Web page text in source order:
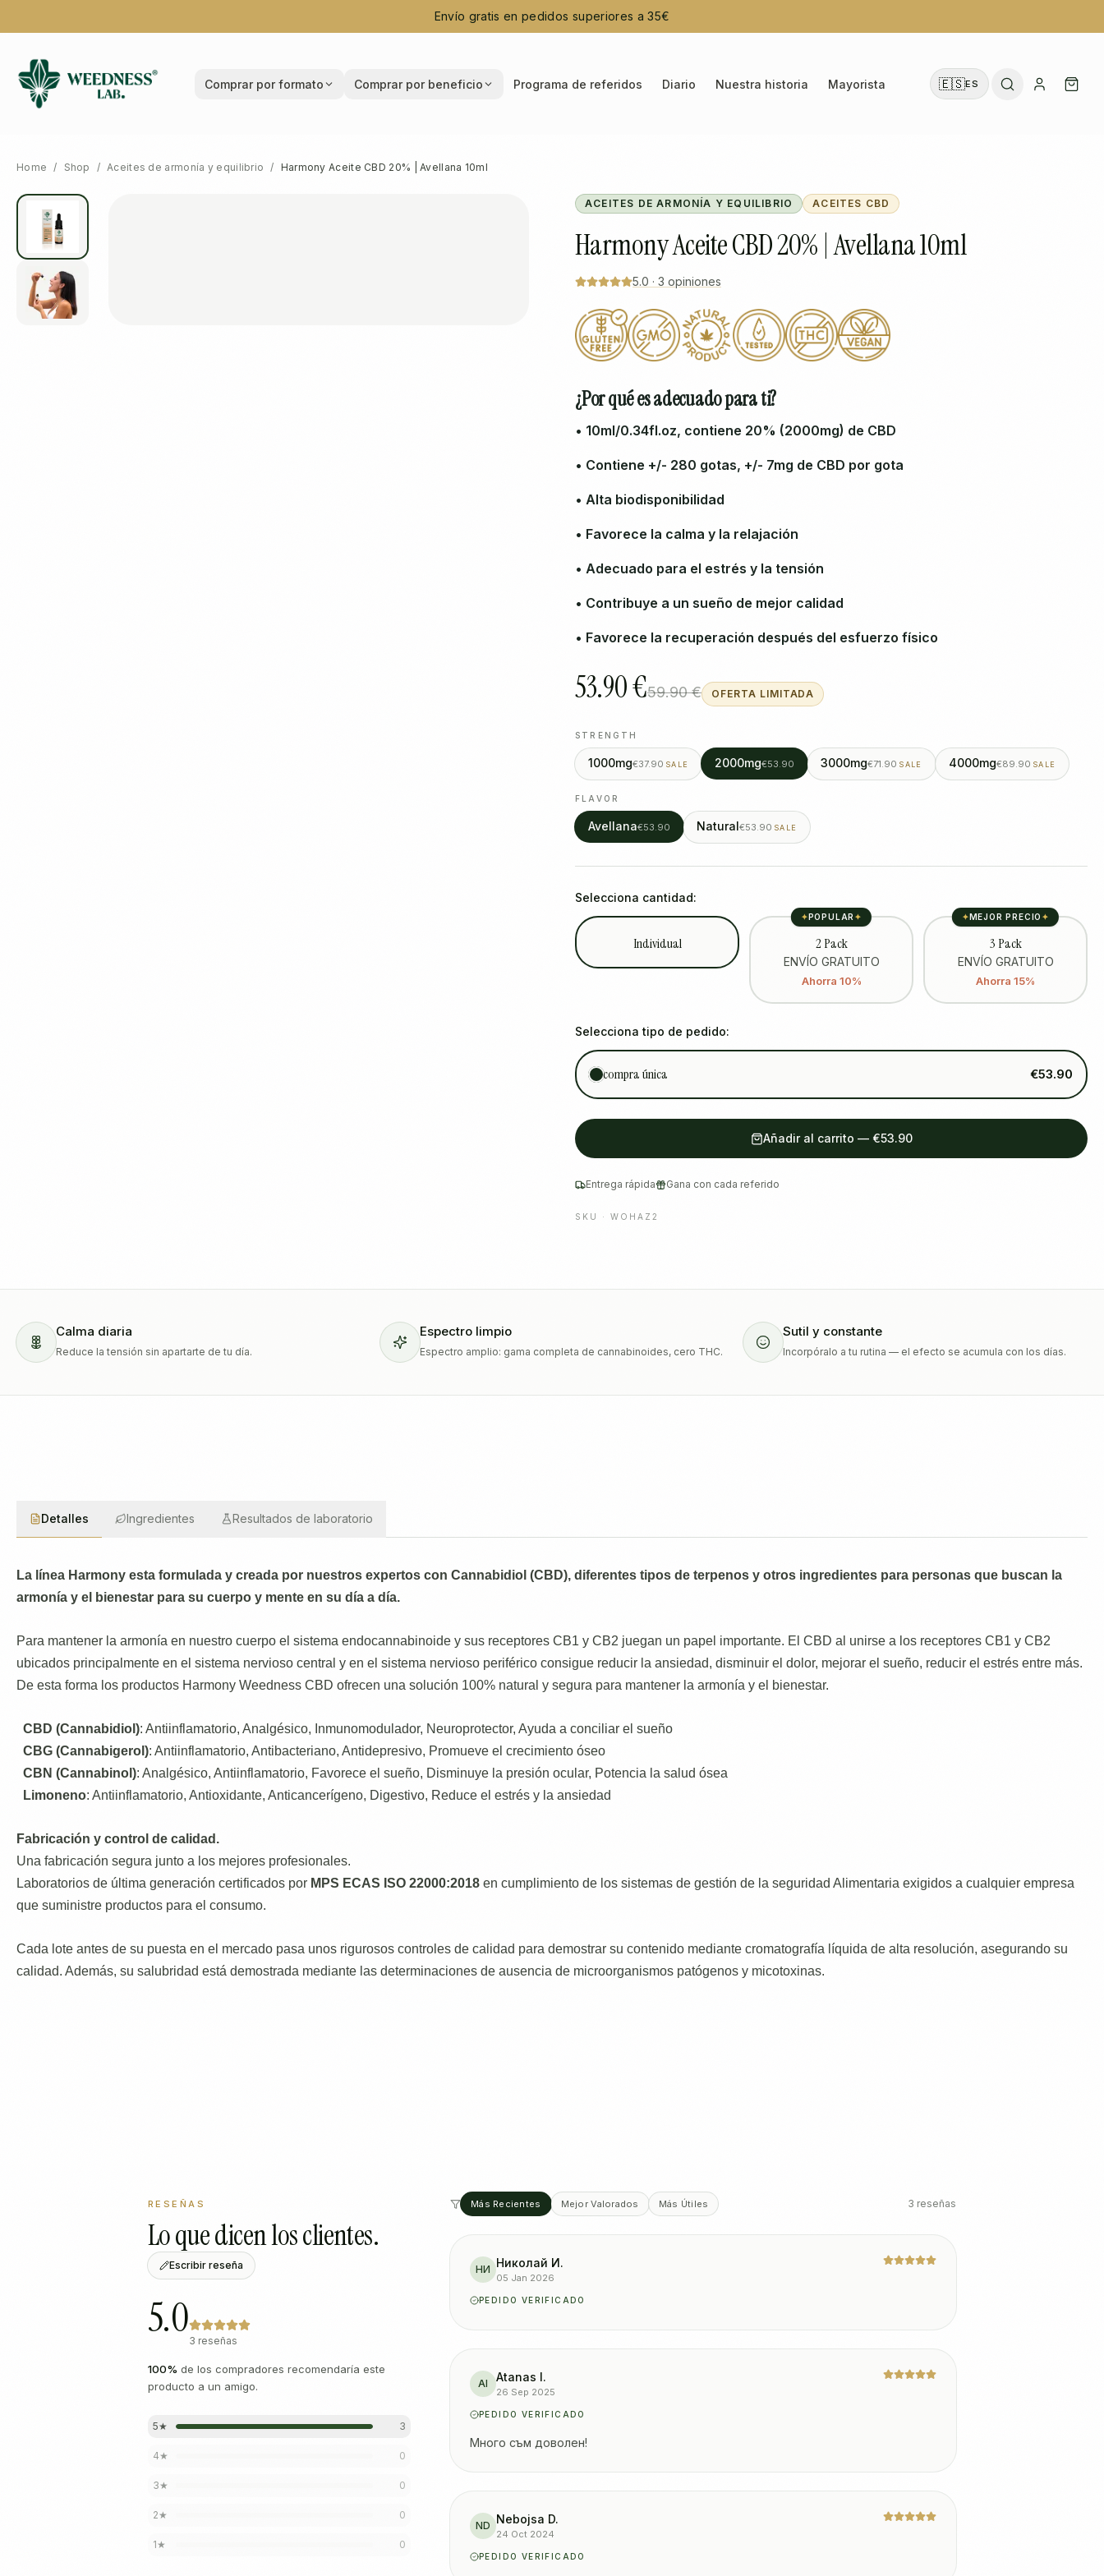
Envío gratis en pedidos superiores a 35€
Comprar por formato Comprar por beneficio Programa de referidos Diario Nuestra historia Mayorista 🇪🇸ES
Home / Shop / Aceites de armonía y equilibrio / Harmony Aceite CBD 20% | Avellana 10ml
ACEITES DE ARMONÍA Y EQUILIBRIO ACEITES CBD
Harmony Aceite CBD 20% | Avellana 10ml
5.0 · 3 opiniones
¿Por qué es adecuado para ti?
• 10ml/0.34fl.oz, contiene 20% (2000mg) de CBD
• Contiene +/- 280 gotas, +/- 7mg de CBD por gota
• Alta biodisponibilidad
• Favorece la calma y la relajación
• Adecuado para el estrés y la tensión
• Contribuye a un sueño de mejor calidad
• Favorece la recuperación después del esfuerzo físico
53.90 €59.90 € OFERTA LIMITADA
STRENGTH
1000mg€37.90 SALE 2000mg€53.90 3000mg€71.90 SALE 4000mg€89.90 SALE
FLAVOR
Avellana€53.90 Natural€53.90 SALE
Selecciona cantidad:
Individual
✦POPULAR ✦
2 Pack
ENVÍO GRATUITO
Ahorra 10%
✦MEJOR PRECIO ✦
3 Pack
ENVÍO GRATUITO
Ahorra 15%
Selecciona tipo de pedido:
compra única €53.90
Añadir al carrito — €53.90
Entrega rápida Gana con cada referido
SKU · WOHAZ2
Calma diaria
Reduce la tensión sin apartarte de tu día.
Espectro limpio
Espectro amplio: gama completa de cannabinoides, cero THC.
Sutil y constante
Incorpóralo a tu rutina — el efecto se acumula con los días.
Detalles Ingredientes Resultados de laboratorio
La línea Harmony esta formulada y creada por nuestros expertos con Cannabidiol (CBD), diferentes tipos de terpenos y otros ingredientes para personas que buscan la
armonía y el bienestar para su cuerpo y mente en su día a día.
Para mantener la armonía en nuestro cuerpo el sistema endocannabinoide y sus receptores CB1 y CB2 juegan un papel importante. El CBD al unirse a los receptores CB1 y CB2
ubicados principalmente en el sistema nervioso central y en el sistema nervioso periférico consigue reducir la ansiedad, disminuir el dolor, mejorar el sueño, reducir el estrés entre más.
De esta forma los productos Harmony Weedness CBD ofrecen una solución 100% natural y segura para mantener la armonía y el bienestar.
CBD (Cannabidiol): Antiinflamatorio, Analgésico, Inmunomodulador, Neuroprotector, Ayuda a conciliar el sueño
CBG (Cannabigerol): Antiinflamatorio, Antibacteriano, Antidepresivo, Promueve el crecimiento óseo
CBN (Cannabinol): Analgésico, Antiinflamatorio, Favorece el sueño, Disminuye la presión ocular, Potencia la salud ósea
Limoneno: Antiinflamatorio, Antioxidante, Anticancerígeno, Digestivo, Reduce el estrés y la ansiedad
Fabricación y control de calidad.
Una fabricación segura junto a los mejores profesionales.
Laboratorios de última generación certificados por MPS ECAS ISO 22000:2018 en cumplimiento de los sistemas de gestión de la seguridad Alimentaria exigidos a cualquier empresa
que suministre productos para el consumo.
Cada lote antes de su puesta en el mercado pasa unos rigurosos controles de calidad para demostrar su contenido mediante cromatografía líquida de alta resolución, asegurando su
calidad. Además, su salubridad está demostrada mediante las determinaciones de ausencia de microorganismos patógenos y micotoxinas.
RESEÑAS
Lo que dicen los clientes.
Escribir reseña
5.03 reseñas
100% de los compradores recomendaría este
producto a un amigo.
5★ 3
4★ 0
3★ 0
2★ 0
1★ 0
Más Recientes Mejor Valorados Más Útiles 3 reseñas
НИ Николай И.
05 Jan 2026
PEDIDO VERIFICADO
AI Atanas I.
26 Sep 2025
PEDIDO VERIFICADO
Много съм доволен!
ND Nebojsa D.
24 Oct 2024
PEDIDO VERIFICADO